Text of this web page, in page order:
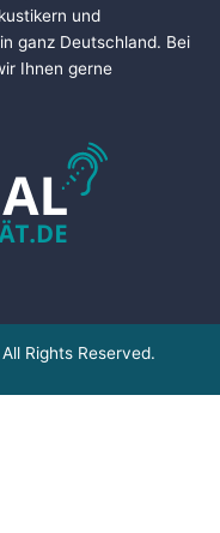
und
ganz Deutschland. Bei
Ihnen gerne
Rights Reserved.